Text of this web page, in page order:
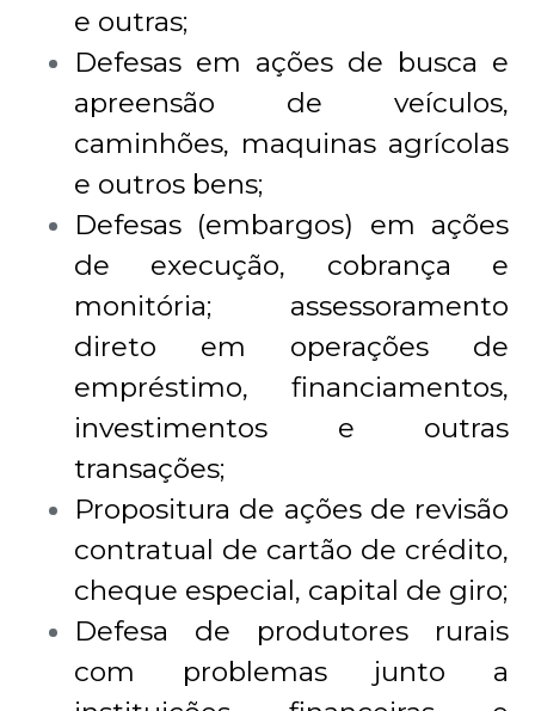
e outras;
Defesas em ações de busca e
apreensão de veículos,
caminhões, maquinas agrícolas
e outros bens;
Defesas (embargos) em ações
de execução, cobrança e
monitória; assessoramento
direto em operações de
empréstimo, financiamentos,
investimentos e outras
transações;
Propositura de ações de revisão
contratual de cartão de crédito,
cheque especial, capital de giro;
Defesa de produtores rurais
com problemas junto a